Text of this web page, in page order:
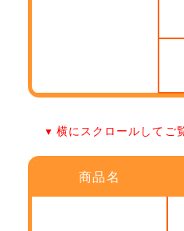
横にスクロールしてご
商品名